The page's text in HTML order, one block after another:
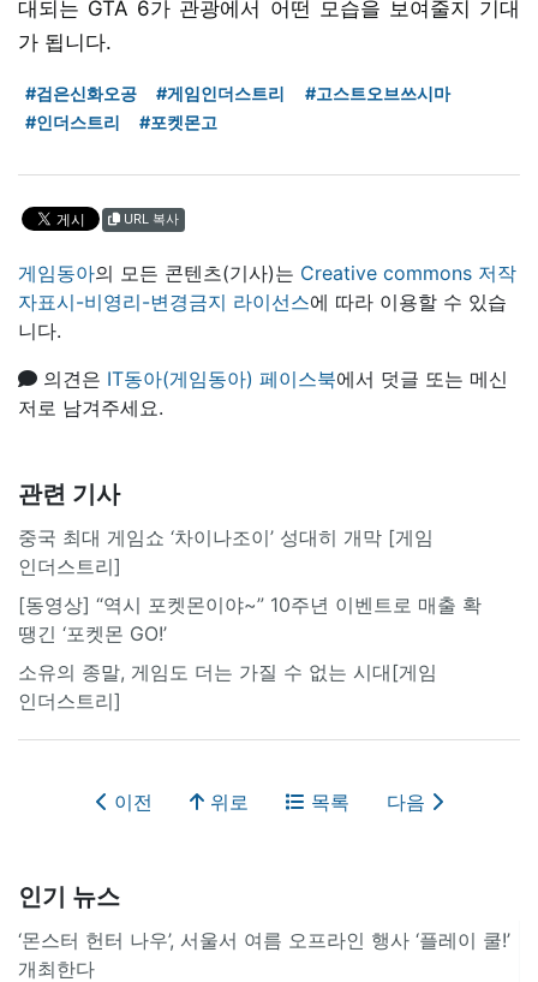
대되는 GTA 6가 관광에서 어떤 모습을 보여줄지 기대
가 됩니다.
#검은신화오공 #게임인더스트리
#고스트오브쓰시마
#인더스트리
#포켓몬고
URL 복사
게임동아의 모든 콘텐츠(기사)는 Creative commons 저작
자표시-비영리-변경금지 라이선스에 따라 이용할 수 있습
니다.
의견은 IT동아(게임동아) 페이스북에서 덧글 또는 메신
저로 남겨주세요.
관련 기사
중국 최대 게임쇼 ‘차이나조이’ 성대히 개막 [게임
인더스트리]
[동영상] “역시 포켓몬이야~” 10주년 이벤트로 매출 확
땡긴 ‘포켓몬 GO!’
소유의 종말, 게임도 더는 가질 수 없는 시대[게임
인더스트리]
이전 위로 목록 다음
인기 뉴스
‘몬스터 헌터 나우’, 서울서 여름 오프라인 행사 ‘플레이 쿨!’
개최한다